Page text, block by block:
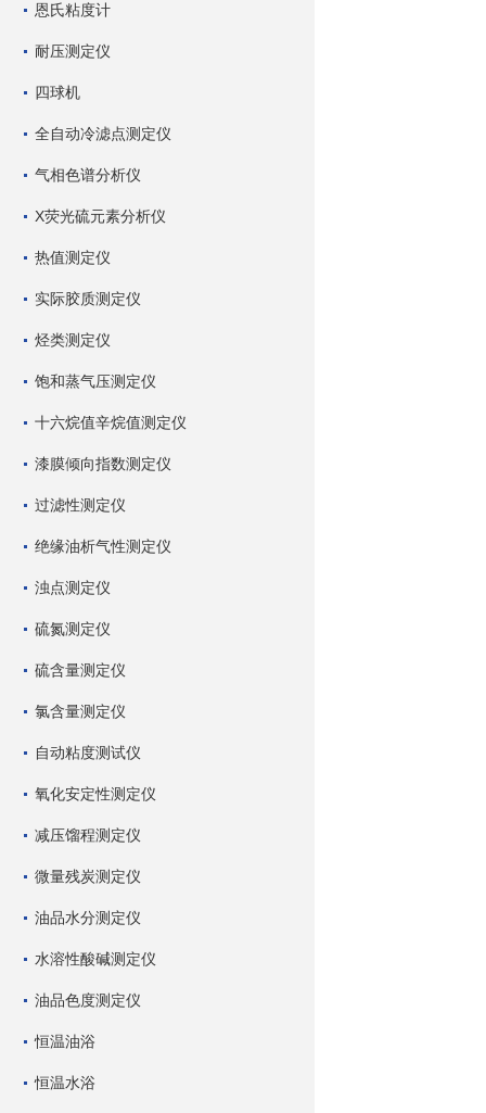
恩氏粘度计
耐压测定仪
四球机
全自动冷滤点测定仪
气相色谱分析仪
X荧光硫元素分析仪
热值测定仪
实际胶质测定仪
烃类测定仪
饱和蒸气压测定仪
十六烷值辛烷值测定仪
漆膜倾向指数测定仪
过滤性测定仪
绝缘油析气性测定仪
浊点测定仪
硫氮测定仪
硫含量测定仪
氯含量测定仪
自动粘度测试仪
氧化安定性测定仪
减压馏程测定仪
微量残炭测定仪
油品水分测定仪
水溶性酸碱测定仪
油品色度测定仪
恒温油浴
恒温水浴